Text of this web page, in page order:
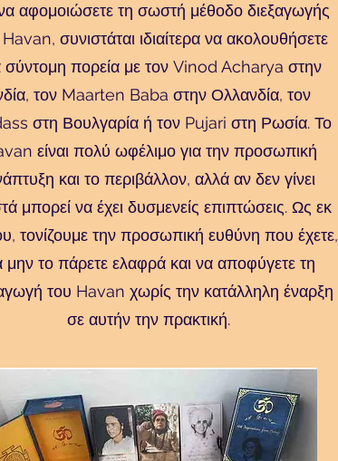
αφομοιώσετε τη σωστή μέθοδο διεξαγωγής
συνιστάται ιδιαίτερα να ακολουθήσετε
σύντομη πορεία με τον Vinod Acharya στην
τον Maarten Baba στην Ολλανδία, τον
στη Βουλγαρία ή τον Pujari στη Ρωσία. Το
είναι πολύ ωφέλιμο για την προσωπική
και το περιβάλλον, αλλά αν δεν γίνει
μπορεί να έχει δυσμενείς επιπτώσεις. Ως εκ
τονίζουμε την προσωπική ευθύνη που έχετε,
μην το πάρετε ελαφρά και να αποφύγετε τη
του Havan χωρίς την κατάλληλη έναρξη
σε αυτήν την πρακτική.